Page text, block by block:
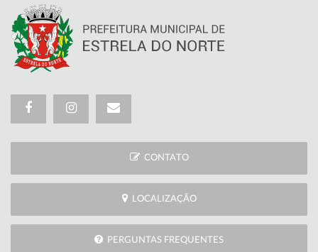
CONTATO
LOCALIZAÇÃO
PERGUNTAS FREQUENTES